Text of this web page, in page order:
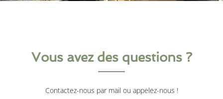
Vous avez des questions ?
Contactez-nous par mail ou appelez-nous !